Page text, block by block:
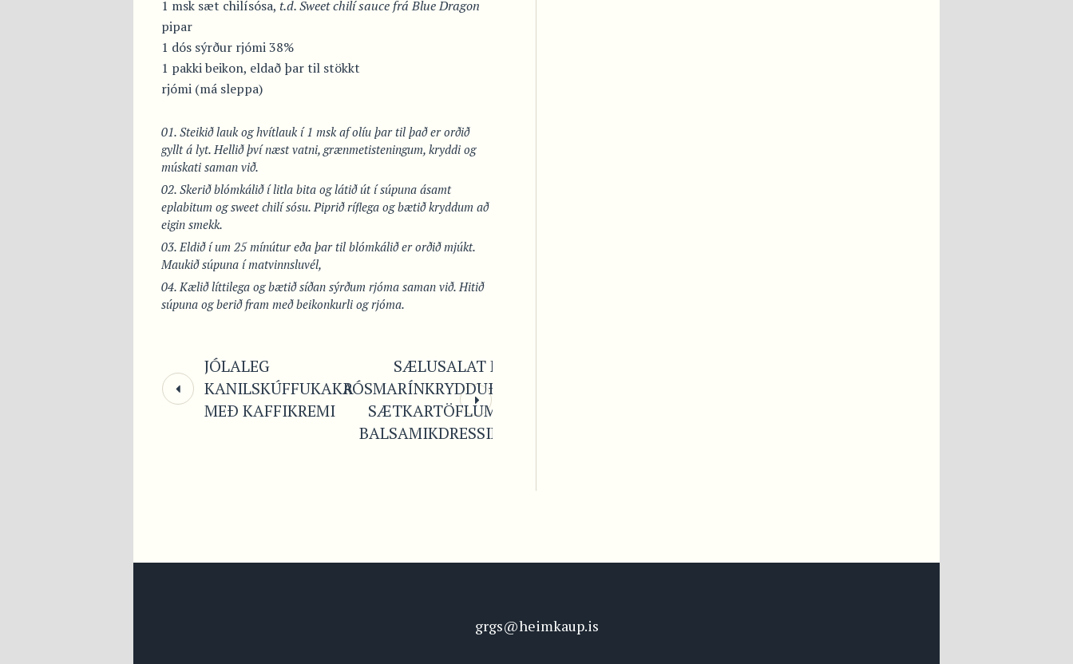
1 msk sæt chilísósa, t.d. Sweet chilí sauce frá Blue Dragon
pipar
1 dós sýrður rjómi 38%
1 pakki beikon, eldað þar til stökkt
rjómi (má sleppa)
Steikið lauk og hvítlauk í 1 msk af olíu þar til það er orðið
gyllt á lyt. Hellið því næst vatni, grænmetisteningum, kryddi og
múskati saman við.
Skerið blómkálið í litla bita og látið út í súpuna ásamt
eplabitum og sweet chilí sósu. Piprið ríflega og bætið kryddum að
eigin smekk.
Eldið í um 25 mínútur eða þar til blómkálið er orðið mjúkt.
Maukið súpuna í matvinnsluvél,
Kælið líttilega og bætið síðan sýrðum rjóma saman við. Hitið
súpuna og berið fram með beikonkurli og rjóma.
JÓLALEG
KANILSKÚFFUKAKA
MEÐ KAFFIKREMI
SÆLUSALAT MEÐ
RÓSMARÍNKRYDDUÐUM
SÆTKARTÖFLUM OG
BALSAMIKDRESSINGU
grgs@heimkaup.is